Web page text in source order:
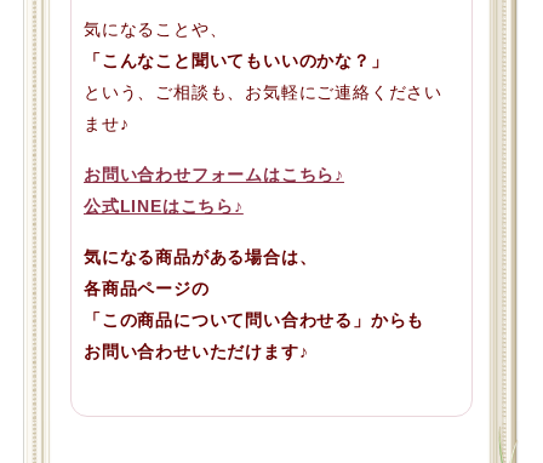
気になることや、
「こんなこと聞いてもいいのかな？」
という、ご相談も、お気軽にご連絡ください
ませ♪
お問い合わせフォームはこちら♪
公式LINEはこちら♪
気になる商品がある場合は、
各商品ページの
「この商品について問い合わせる」からも
お問い合わせいただけます♪